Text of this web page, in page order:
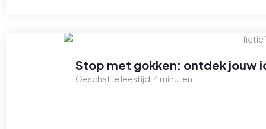
Stop met gokken: ontdek jouw
Geschatte leestijd:4 minuten